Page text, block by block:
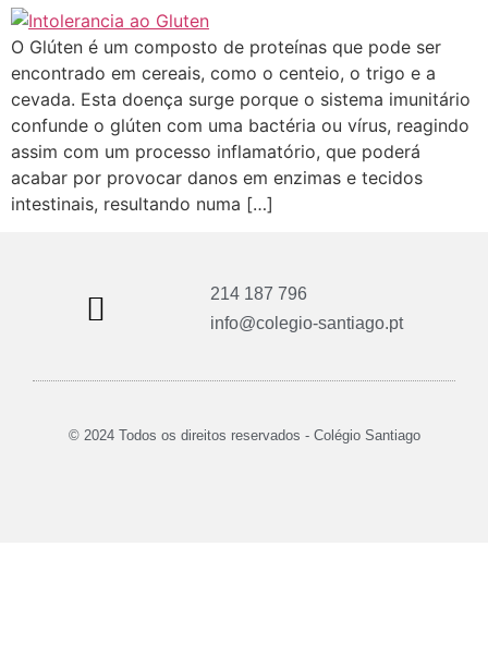
O Glúten é um composto de proteínas que pode ser
encontrado em cereais, como o centeio, o trigo e a
cevada. Esta doença surge porque o sistema imunitário
confunde o glúten com uma bactéria ou vírus, reagindo
assim com um processo inflamatório, que poderá
acabar por provocar danos em enzimas e tecidos
intestinais, resultando numa […]
214 187 796
info@colegio-santiago.pt
© 2024 Todos os direitos reservados - Colégio Santiago